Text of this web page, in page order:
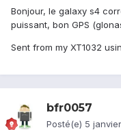
Bonjour, le galaxy s4
puissant, bon GPS
Sent from my XT1032
bfr0057
Posté(e) 5